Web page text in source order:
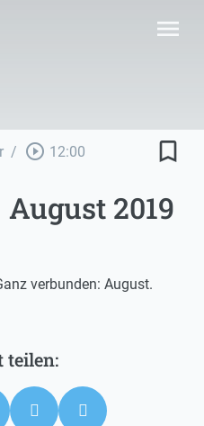
menu
/ play_circle_outline 12:00 bookmark_border
2019
verbunden: August.